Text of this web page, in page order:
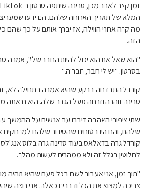
המלא של תאריך הארוחה שלהם. הם ידעו
מה קרה אחרי הווילה, אז יברך אותם על כך שהם
הזה.
"הוא שאל אם הוא יכול להיות החבר שלי", אמרה
בסרטון. "יש לי חבר, חבר'ה."
קורדל התבדחה ברקע שהיא אמרה בתחילה לא,
סרינה זוהרה וזרחה מעל הגבר שלה. היא נראתה
שתי ציפורי האהבה דיברו עם אנשים על ההמשך
שלהם, והם היו בטוחים שהסידור שלהם למרחקים
קורדל גרה בדאלאס בעוד סרינה גרה בלוס
לחלוטין בגלל זה ולא ממהרים לעשות מהלך.
"תוך זמן, אני אעבור לשם בכל פעם שהיא תהיה
צריכה למצוא את הכל ודברים כאלה. אני רוצה